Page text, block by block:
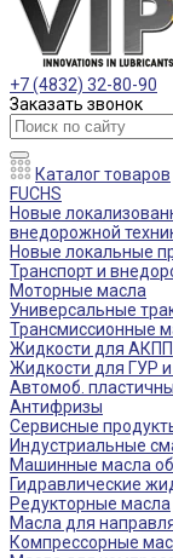
+7 (4832) 32-80-90
Заказать звонок
Каталог товаров
FUCHS
Новые
внедорожной
Новые локальные
Транспорт и
Моторные масла
Универсальные
Трансмиссионные
Жидкости для АКПП
Жидкости для ГУР и
Автомоб.
Антифризы
Сервисные
Индустриальные
Машинные масла
Гидравлические
Редукторные масла
Масла для
Компрессорные